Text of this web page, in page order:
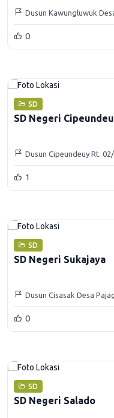
Dusun Kawungluwuk
Kabupaten Sumedang
0
SD
SD Negeri
Dusun Cipeundeuy Rt.
Jatinunggal Kabupaten
1
SD
SD Negeri Sukajaya
Dusun Cisasak Desa
Sumedang
0
SD
SD Negeri Salado